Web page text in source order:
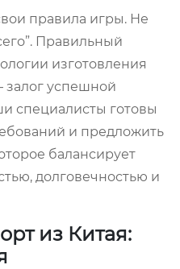
правила игры. Не
Правильный
изготовления
залог успешной
специалисты готовы
и предложить
балансирует
долговечностью и
из Китая: